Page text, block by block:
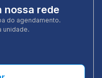
nossa rede
do agendamento.
unidade.